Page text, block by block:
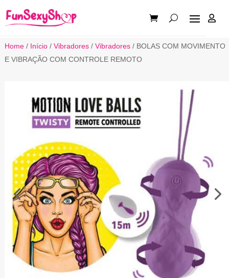

Home/ Início/ Vibradores/ Vibradores/ BOLAS COM MOVIMENTO
E VIBRAÇÃO COM CONTROLE REMOTO